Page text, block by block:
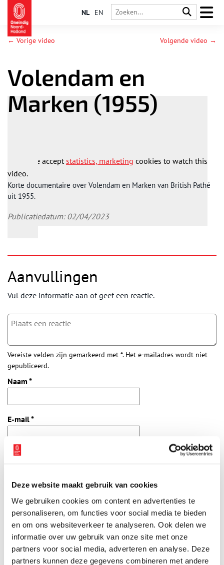
Deze website maakt gebruik van cookies
We gebruiken cookies om content en advertenties te
personaliseren, om functies voor social media te bieden
en om ons websiteverkeer te analyseren. Ook delen we
informatie over uw gebruik van onze site met onze
partners voor social media, adverteren en analyse. Deze
partners kunnen deze gegevens combineren met andere
NL EN
← Vorige video Volgende video →
Volendam en
Marken (1955)
Please acceptstatistics, marketing cookies to watch this
video.
Korte documentaire over Volendam en Marken van British Pathé
uit 1955.
Publicatiedatum: 02/04/2023
Aanvullingen
Vul deze informatie aan of geef een reactie.
Vereiste velden zijn gemarkeerd met *. Het e-mailadres wordt niet
gepubliceerd.
Naam *
E-mail*
Vink dit aan als u op de hoogte gehouden wil worden.
Bekijk meer video's